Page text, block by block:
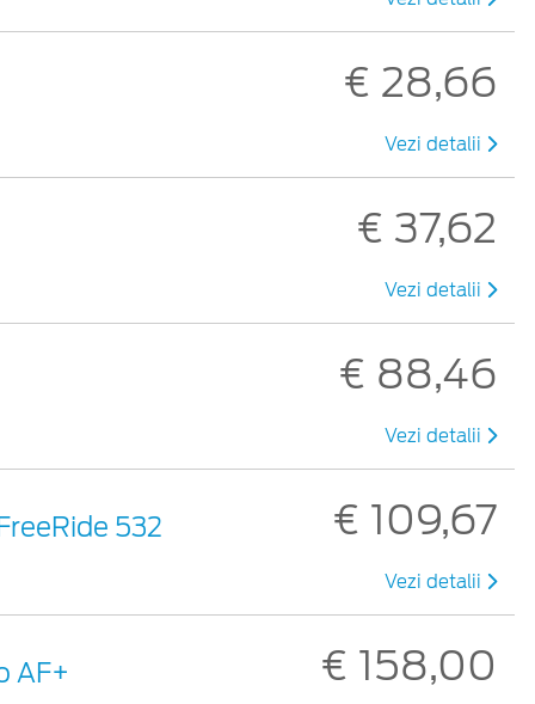
€ 28,66
Vezi detalii
€ 37,62
Vezi detalii
€ 88,46
Vezi detalii
532 € 109,67
Vezi detalii
AF+ € 158,00